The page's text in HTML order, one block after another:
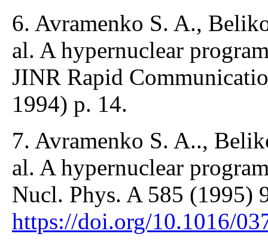
6. Avramenko S. A.,
al. A hypernuclear
JINR Rapid
1994) p. 14.
7. Avramenko S. A..,
al. A hypernuclear
Nucl. Phys. A 585 (1995)
https://doi.org/10.1016/